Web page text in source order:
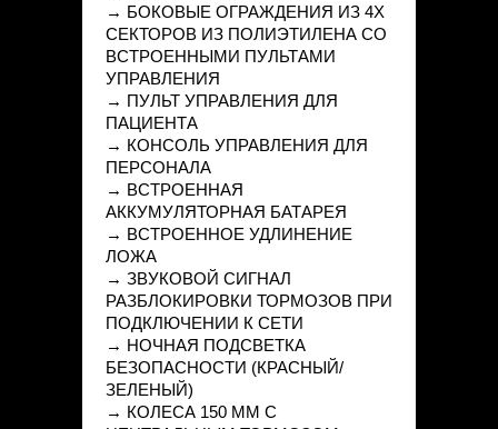
→ БОКОВЫЕ ОГРАЖДЕНИЯ ИЗ 4Х
СЕКТОРОВ ИЗ ПОЛИЭТИЛЕНА СО
ВСТРОЕННЫМИ ПУЛЬТАМИ
УПРАВЛЕНИЯ
→ ПУЛЬТ УПРАВЛЕНИЯ ДЛЯ
ПАЦИЕНТА
→ КОНСОЛЬ УПРАВЛЕНИЯ ДЛЯ
ПЕРСОНАЛА
→ ВСТРОЕННАЯ
АККУМУЛЯТОРНАЯ БАТАРЕЯ
→ ВСТРОЕННОЕ УДЛИНЕНИЕ
ЛОЖА
→ ЗВУКОВОЙ СИГНАЛ
РАЗБЛОКИРОВКИ ТОРМОЗОВ ПРИ
ПОДКЛЮЧЕНИИ К СЕТИ
→ НОЧНАЯ ПОДСВЕТКА
БЕЗОПАСНОСТИ (КРАСНЫЙ/
ЗЕЛЕНЫЙ)
→ КОЛЕСА 150 ММ С